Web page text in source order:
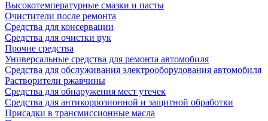
Высокотемпературные смазки и пасты
Очистители после ремонта
Средства для консервации
Средства для очистки рук
Прочие средства
Универсальные средства для ремонта автомобиля
Средства для обслуживания электрооборудования автомобиля
Растворители ржавчины
Средства для обнаружения мест утечек
Средства для антикоррозионной и защитной обработки
Присадки в трансмиссионные масла